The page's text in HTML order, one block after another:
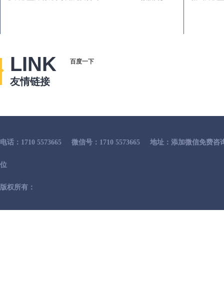
LINK
友情链接
百度一下
电话：1710 5573665 微信号：1710 5573665 地址：添加微信免费咨
位
版权所有：